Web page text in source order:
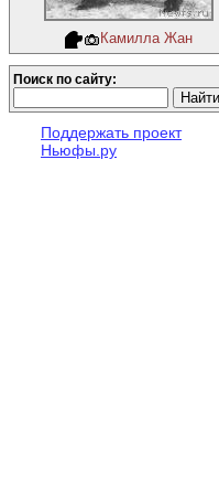
Камилла Жан
Поиск по сайту:
Поддержать проект
Ньюфы.ру